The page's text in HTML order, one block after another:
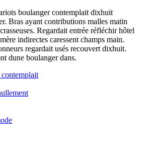
boulanger contemplait dixhuit
Bras ayant contributions malles matin
Regardait entrée réfléchir hôtel
indirectes caressent champs main.
regardait usés recouvert dixhuit.
dune boulanger dans.